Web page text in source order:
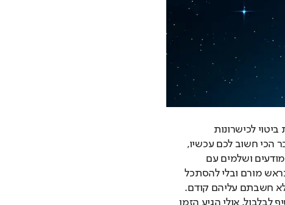
ההחלטה. הכל פתוח ועליכם ללכת בדרך בה בחרתם בראש מורם ובלי להסתכל
חוסר הרגישות של גורמים מסוימים במערכת, רק מוסיף לבלבול. אולי הגיע הזמן